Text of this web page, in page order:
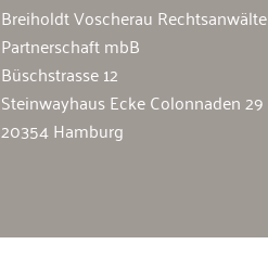
Breiholdt Voscherau Rechtsanwälte
Partnerschaft mbB
Büschstrasse 12
Steinwayhaus Ecke Colonnaden 29
20354 Hamburg